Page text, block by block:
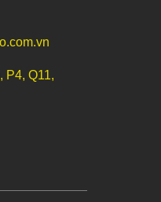
P4, Q11,